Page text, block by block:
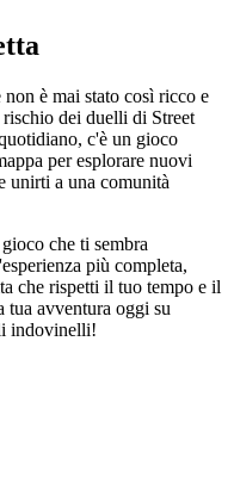
è mai stato così ricco e
dei duelli di Street
c'è un gioco
per esplorare nuovi
unirti a una comunità
che ti sembra
più completa,
che rispetti il tuo tempo e il
avventura oggi su
indovinelli!